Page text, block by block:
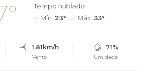
Tempo nublado
Mín. 23° Máx. 33°
1.81km/h
Vento
71%
Umidade